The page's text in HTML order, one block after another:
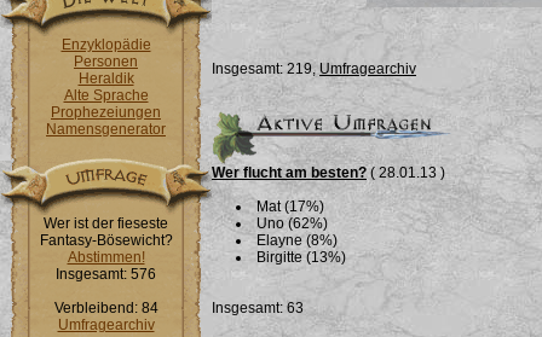
Enzyklopädie
Personen
Heraldik
Alte Sprache
Prophezeiungen
Namensgenerator
Wer ist der fieseste
Fantasy-Bösewicht?
Abstimmen!
Insgesamt: 576
Verbleibend: 84
Umfragearchiv
Insgesamt: 219,Umfragearchiv
Wer flucht am besten?( 28.01.13 )
Mat (17%)
Uno (62%)
Elayne (8%)
Birgitte (13%)
Insgesamt: 63